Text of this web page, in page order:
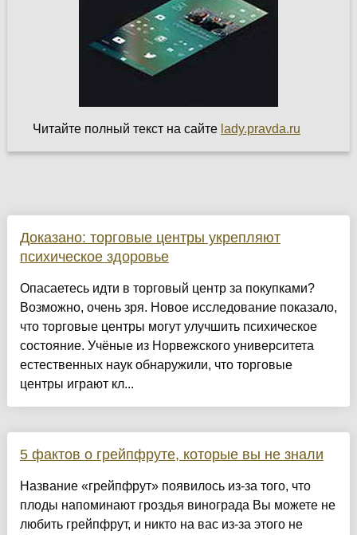
Читайте полный текст на сайте lady.pravda.ru
Доказано: торговые центры укрепляют
психическое здоровье
Опасаетесь идти в торговый центр за покупками?
Возможно, очень зря. Новое исследование показало,
что торговые центры могут улучшить психическое
состояние. Учёные из Норвежского университета
естественных наук обнаружили, что торговые
центры играют кл...
5 фактов о грейпфруте, которые вы не знали
Название «грейпфрут» появилось из-за того, что
плоды напоминают гроздья винограда Вы можете не
любить грейпфрут, и никто на вас из-за этого не